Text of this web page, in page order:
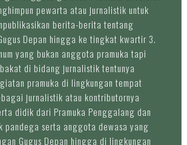
pewarta atau jurnalistik untuk
berita-berita tentang
Depan hingga ke tingkat kwartir 3.
yang bukan anggota pramuka tapi
di bidang jurnalistik tentunya
pramuka di lingkungan tempat
jurnalistik atau kontributornya
didik dari Pramuka Penggalang dan
pandega serta anggota dewasa yang
Gugus Depan hingga di lingkungan